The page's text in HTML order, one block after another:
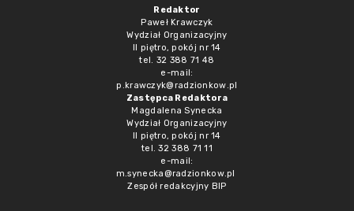
Redaktor
Paweł Krawczyk
Wydział Organizacyjny
II piętro, pokój nr 14
tel. 32 388 71 48
e-mail:
p.krawczyk@radzionkow.pl
Zastępca Redaktora
Magdalena Synecka
Wydział Organizacyjny
II piętro, pokój nr 14
tel. 32 388 71 11
e-mail:
m.synecka@radzionkow.pl
Zespół redakcyjny BIP